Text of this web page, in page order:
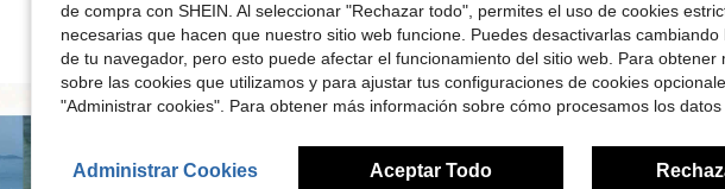
de compra con SHEIN. Al seleccionar "Rechazar todo", permites el uso de cookies
necesarias que hacen que nuestro sitio web funcione. Puedes desactivarlas cambiando
de tu navegador, pero esto puede afectar el funcionamiento del sitio web. Para obtener
sobre las cookies que utilizamos y para ajustar tus configuraciones de cookies
"Administrar cookies". Para obtener más información sobre cómo procesamos los datos
Administrar Cookies Aceptar Todo